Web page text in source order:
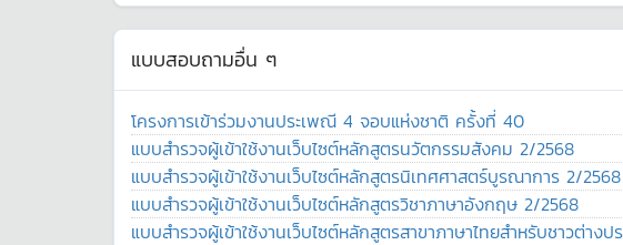
แบบสอบถามอื่น ๆ
โครงการเข้าร่วมงานประเพณี 4 จอบแห่งชาติ ครั้งที่ 40
แบบสำรวจผู้เข้าใช้งานเว็บไซต์หลักสูตรนวัตกรรมสังคม 2/2568
แบบสำรวจผู้เข้าใช้งานเว็บไซต์หลักสูตรนิเทศศาสตร์บูรณาการ 2/2568
แบบสำรวจผู้เข้าใช้งานเว็บไซต์หลักสูตรวิชาภาษาอังกฤษ 2/2568
แบบสำรวจผู้เข้าใช้งานเว็บไซต์หลักสูตรสาขาภาษาไทยสำหรับชาวต่างป